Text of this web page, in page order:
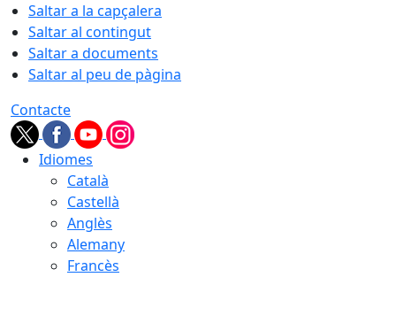
Saltar a la capçalera
Saltar al contingut
Saltar a documents
Saltar al peu de pàgina
Contacte
Idiomes
Català
Castellà
Anglès
Alemany
Francès